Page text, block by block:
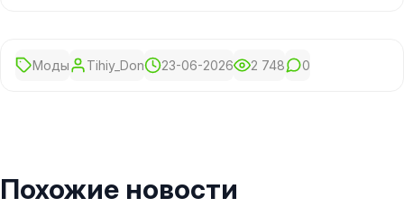
Моды Tihiy_Don 23-06-2026 2 748 0
Похожие новости